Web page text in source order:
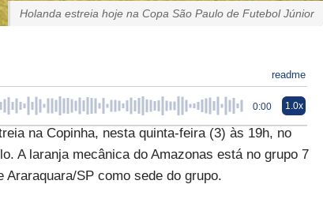
Holanda estreia hoje na Copa São Paulo de Futebol Júnior
readme
0:00 1.0x
na Copinha, nesta quinta-feira (3) às 19h, no
A laranja mecânica do Amazonas está no grupo 7
SP como sede do grupo.